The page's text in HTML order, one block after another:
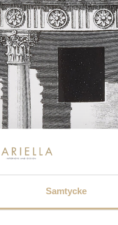
Samtycke